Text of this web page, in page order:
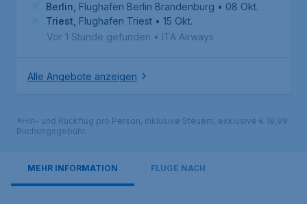
Berlin Flughafen Berlin Brandenburg • 08 Okt.
Triest Flughafen Triest • 15 Okt.
Vor 1 Stunde gefunden • ITA Airways
Alle Angebote anzeigen
*Hin- und Rückflug pro Person, inklusive Steuern, exklusive € 19,99
Buchungsgebühr.
MEHR INFORMATION FLÜGE NACH